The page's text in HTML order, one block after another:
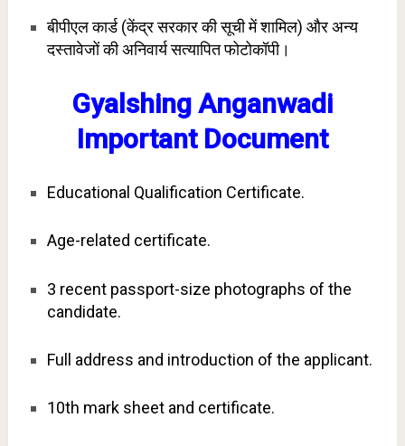
बीपीएल कार्ड (केंद्र सरकार की सूची में शामिल) और अन्य
दस्तावेजों की अनिवार्य सत्यापित फोटोकॉपी।
Gyalshing Anganwadi
Important Document
Educational Qualification Certificate.
Age-related certificate.
3 recent passport-size photographs of the
candidate.
Full address and introduction of the applicant.
10th mark sheet and certificate.